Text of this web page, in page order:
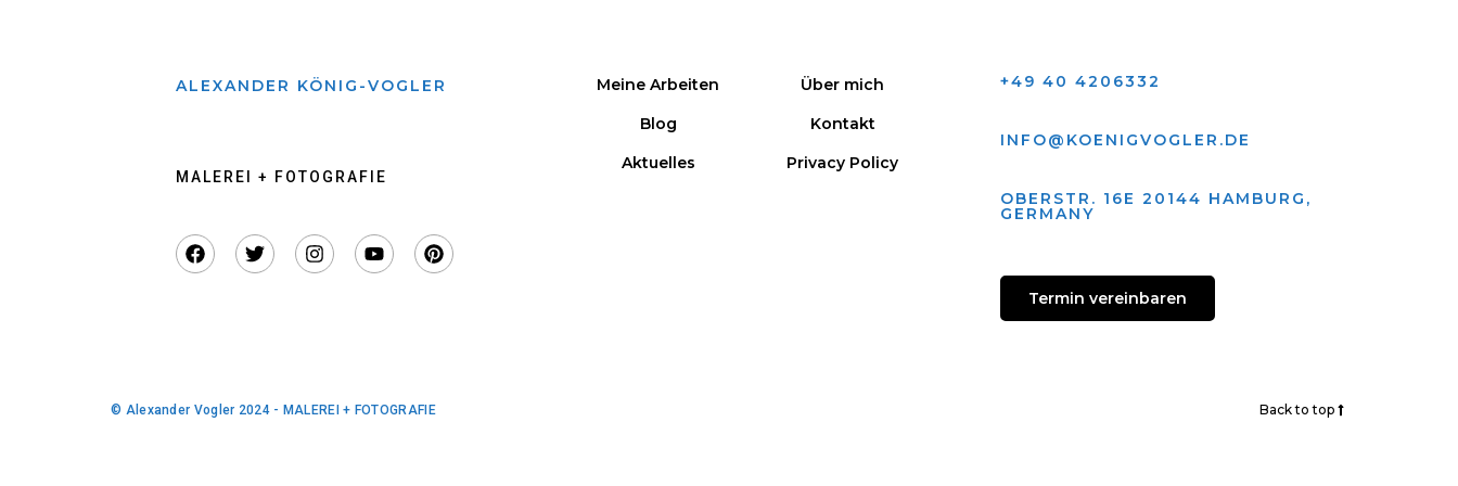
ALEXANDER KÖNIG-VOGLER
MALEREI + FOTOGRAFIE
Meine Arbeiten
Blog
Aktuelles
Über mich
Kontakt
Privacy Policy
+49 40 4206332
INFO@KOENIGVOGLER.DE
OBERSTR. 16E 20144 HAMBURG,
GERMANY
Termin vereinbaren
© Alexander Vogler 2024 - MALEREI + FOTOGRAFIE Back to top